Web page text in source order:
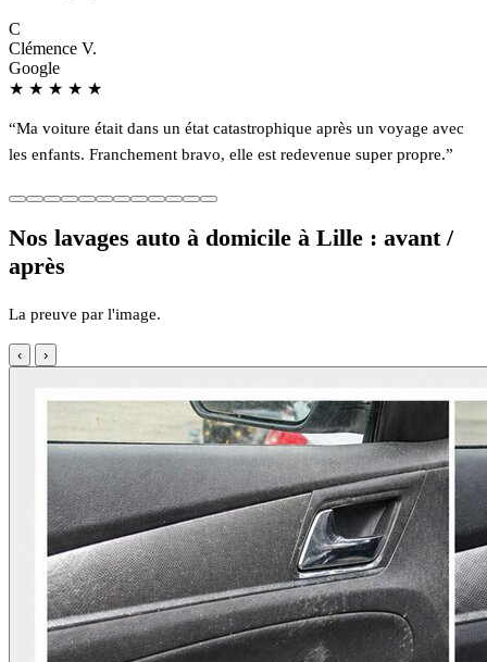
C
Clémence V.
Google
★ ★ ★ ★ ★
“Ma voiture était dans un état catastrophique après un voyage avec
les enfants. Franchement bravo, elle est redevenue super propre.”
Nos lavages auto à domicile à Lille : avant /
après
La preuve par l'image.
‹ ›